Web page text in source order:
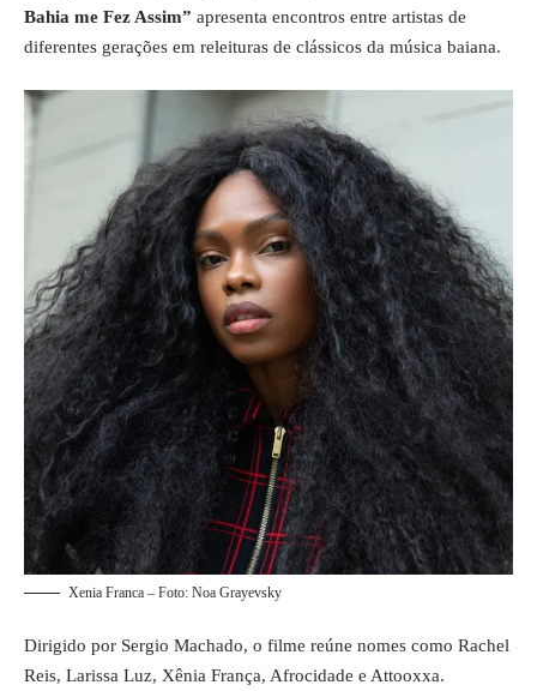
Bahia me Fez Assim” apresenta encontros entre artistas de
diferentes gerações em releituras de clássicos da música baiana.
Xenia Franca – Foto: Noa Grayevsky
Dirigido por Sergio Machado, o filme reúne nomes como Rachel
Reis, Larissa Luz, Xênia França, Afrocidade e Attooxxa.